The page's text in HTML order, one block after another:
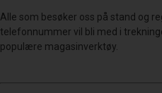
Alle som besøker oss på stand og
telefonnummer vil bli med i
populære magasinverktøy.